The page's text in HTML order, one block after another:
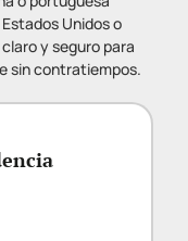
Unidos o
y seguro para
sin contratiempos.